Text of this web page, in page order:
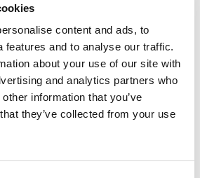
content and ads, to
features and to analyse our traffic.
about your use of our site with
and analytics partners who
information that you’ve
they’ve collected from your use
国际航空航天展（ILA BERLIN 2026）：全球
齐聚柏林